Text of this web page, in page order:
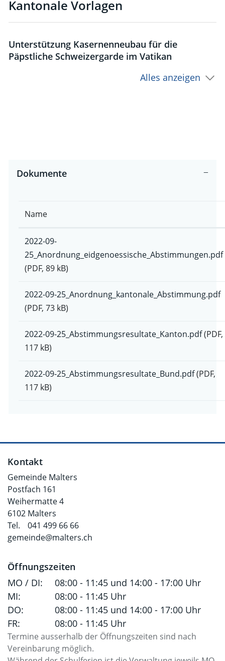
Kantonale Vorlagen
Unterstützung Kasernenneubau für die
Päpstliche Schweizergarde im Vatikan
Alles anzeigen
Dokumente
Name
2022-09-
25_Anordnung_eidgenoessische_Abstimmungen.pdf
(PDF, 89 kB)
2022-09-25_Anordnung_kantonale_Abstimmung.pdf
(PDF, 73 kB)
2022-09-25_Abstimmungsresultate_Kanton.pdf(PDF,
117 kB)
2022-09-25_Abstimmungsresultate_Bund.pdf(PDF,
117 kB)
Fusszeile
Kontakt
Gemeinde Malters
Postfach 161
Weihermatte 4
6102 Malters
Tel.
041 499 66 66
gemeinde@malters.ch
Öffnungszeiten
MO / DI:
08:00 - 11:45 und 14:00 - 17:00 Uhr
MI:
08:00 - 11:45 Uhr
DO:
08:00 - 11:45 und 14:00 - 17:00 Uhr
FR:
08:00 - 11:45 Uhr
Termine ausserhalb der Öffnungszeiten sind nach
Vereinbarung möglich.